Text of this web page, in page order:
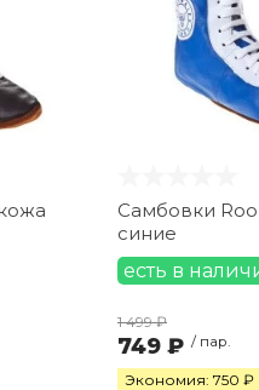
Самбовки
синие
есть в
1 499 ₽
749 ₽ / пар.
Экономия: 750 ₽